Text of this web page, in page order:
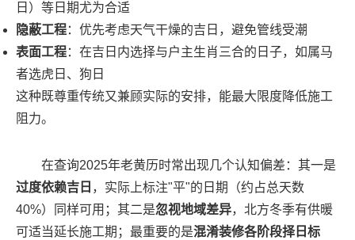
日）等日期尤为合适
隐蔽工程：优先考虑天气干燥的吉日，避免管线受潮
表面工程：在吉日内选择与户主生肖三合的日子，如属马
者选虎日、狗日
这种既尊重传统又兼顾实际的安排，能最大限度降低施工
阻力。
在查询2025年老黄历时常出现几个认知偏差：其一是
过度依赖吉日 ，实际上标注"平"的日期（约占总天数
40%）同样可用；其二是忽视地域差异，北方冬季有供暖
可适当延长施工期；最重要的是混淆装修各阶段择日标